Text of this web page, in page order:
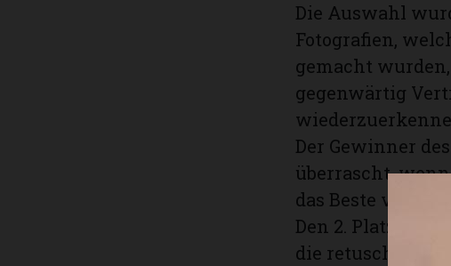
Die Auswahl
Fotografien,
gemacht
gegenwärtig
Der Gewinner
überrascht,
das Beste von
Den 2. Platz
die retuschierte